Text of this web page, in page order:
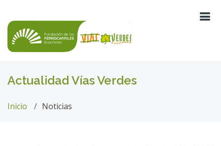
Actualidad Vías Verdes
Inicio Noticias